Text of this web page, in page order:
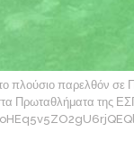
πλούσιο παρελθόν σε
Πρωταθλήματα